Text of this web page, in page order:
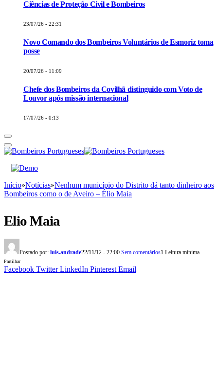
Ciências de Proteção Civil e Bombeiros
23/07/26 - 22:31
Novo Comando dos Bombeiros Voluntários de Esmoriz toma
posse
20/07/26 - 11:09
Chefe dos Bombeiros da Covilhã distinguido com Voto de
Louvor após missão internacional
17/07/26 - 0:13
Início»Notícias»Nenhum município do Distrito dá tanto dinheiro aos
Bombeiros como o de Aveiro – Élio Maia
Elio Maia
Postado por: luis.andrade22/11/12 - 22:00 Sem comentários1 Leitura mínima
Partilhar
Facebook Twitter LinkedIn Pinterest Email